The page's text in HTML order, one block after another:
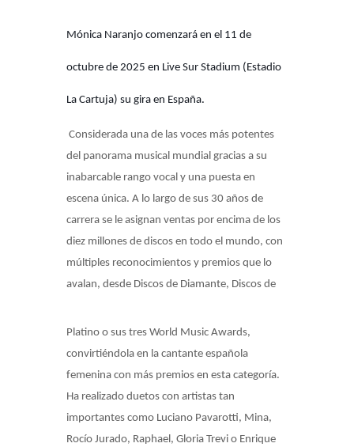
Mónica Naranjo comenzará en el 11 de
octubre de 2025 en Live Sur Stadium (Estadio
La Cartuja) su gira en España.
Considerada una de las voces más potentes
del panorama musical mundial gracias a su
inabarcable rango vocal y una puesta en
escena única. A lo largo de sus 30 años de
carrera se le asignan ventas por encima de los
diez millones de discos en todo el mundo, con
múltiples reconocimientos y premios que lo
avalan, desde Discos de Diamante, Discos de
Platino o sus tres World Music Awards,
convirtiéndola en la cantante española
femenina con más premios en esta categoría.
Ha realizado duetos con artistas tan
importantes como Luciano Pavarotti, Mina,
Rocío Jurado, Raphael, Gloria Trevi o Enrique